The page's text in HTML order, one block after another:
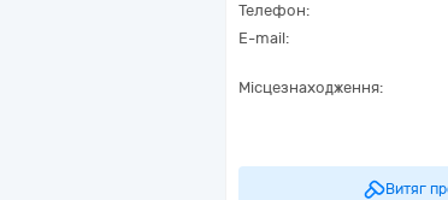
Телефон:
E-mail:
Місцезнаходження:
Витяг